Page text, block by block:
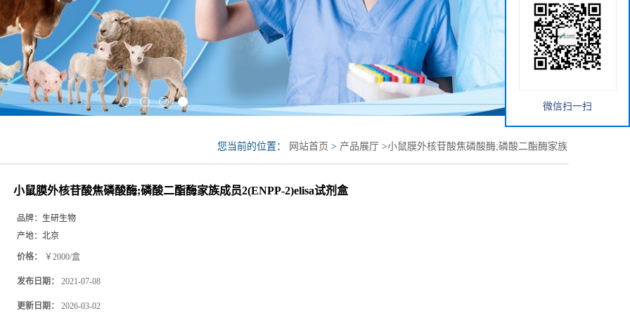
您当前的位置： 网站首页 > 产品展厅 >小鼠膜外核苷酸焦磷酸酶;磷酸二酯酶家族
小鼠膜外核苷酸焦磷酸酶;磷酸二酯酶家族成员2(ENPP-2)elisa试剂盒
品牌： 生研生物
产地： 北京
价格： ￥2000/盒
发布日期： 2021-07-08
更新日期： 2026-03-02
微信扫一扫